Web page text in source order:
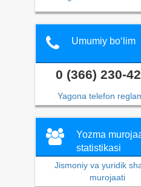
Umumiy bo‘lim
0 (366) 230-
Yagona telefon
Yozma
statistikasi
Jismoniy va yuridik
murojaati